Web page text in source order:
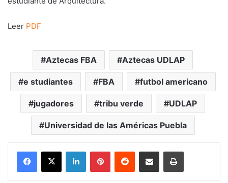
Leer PDF
Aztecas FBA Aztecas UDLAP
e studiantes FBA futbol americano
jugadores tribu verde UDLAP
Universidad de las Américas Puebla
LinkedInPinterestReddit Share via Email Print